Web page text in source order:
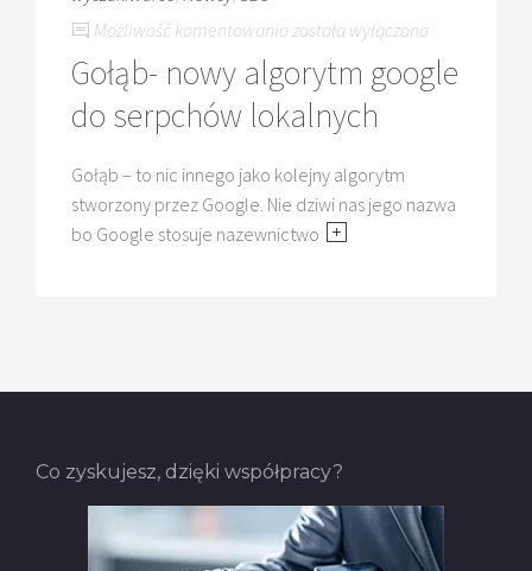
Możliwość komentowania Gołąb-
nowy
algorytm
google
serpchów
lokalnych
została wyłączona
Gołąb- nowy algorytm google
do serpchów lokalnych
Gołąb – to nic innego jako kolejny algorytm
stworzony przez Google. Nie dziwi nas jego nazwa
bo Google stosuje nazewnictwo
Co zyskujesz, dzięki współpracy?